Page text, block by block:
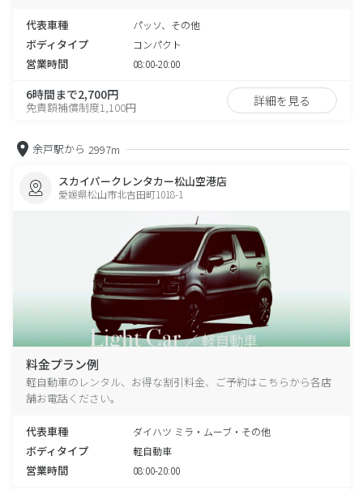
代表車種 パッソ、その他
ボディタイプ コンパクト
営業時間 08:00-20:00
6時間まで2,700円
免責額補償制度1,100円 詳細を見る
余戸駅から 2997m
スカイパークレンタカー松山空港店
愛媛県松山市北吉田町1018-1
料金プラン例
軽自動車のレンタル、お得な割引料金、ご予約はこちらから各店
舗お電話ください。
代表車種 ダイハツ ミラ・ムーブ・その他
ボディタイプ 軽自動車
営業時間 08:00-20:00